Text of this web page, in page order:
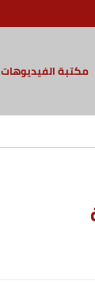
مكتبة الفيديوهات